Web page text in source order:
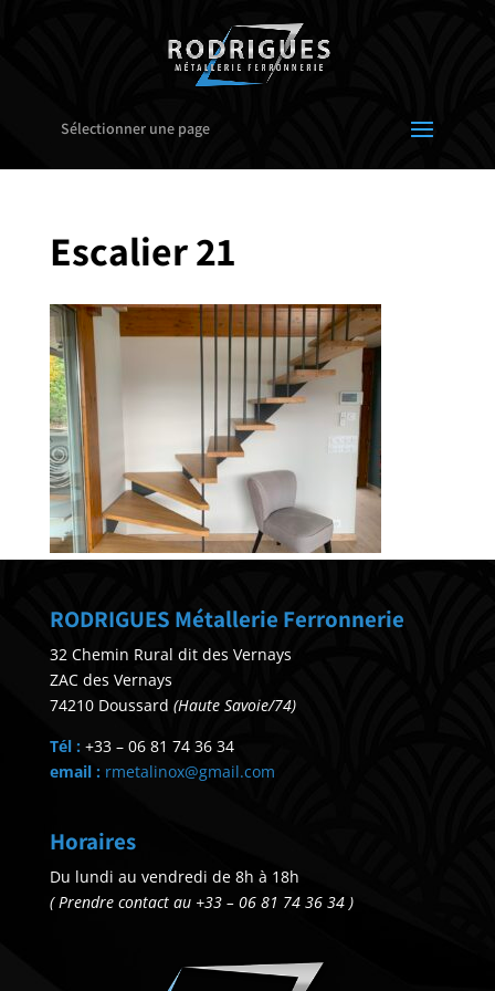
Sélectionner une page
Escalier 21
RODRIGUES Métallerie Ferronnerie
32 Chemin Rural dit des Vernays
ZAC des Vernays
74210 Doussard (Haute Savoie/74)
Tél : +33 – 06 81 74 36 34
email : rmetalinox@gmail.com
Horaires
Du lundi au vendredi de 8h à 18h
( Prendre contact au +33 – 06 81 74 36 34 )